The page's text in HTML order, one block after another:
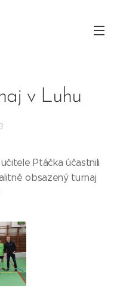
v Luhu
Ptáčka účastnili
obsazený turnaj